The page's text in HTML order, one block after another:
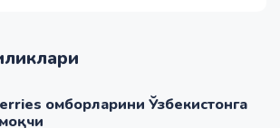
омборларини Ўзбекистонга